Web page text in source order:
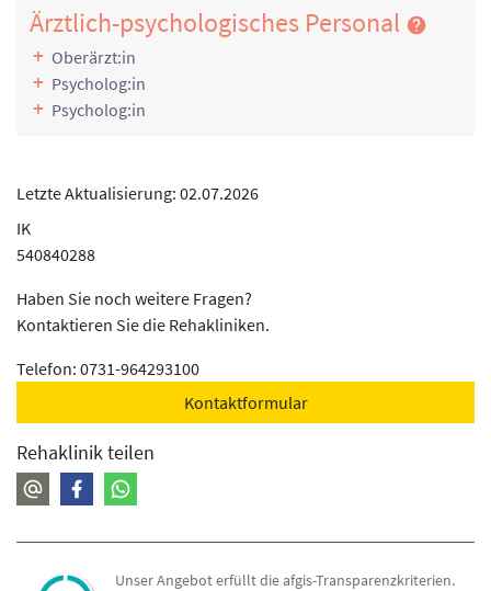
Schmerzbewältigung, Stressbewältigung, Stärkung der
Ressilienz, Raucherentwöhnung, Rückenschule, Umgang
mit Alltagsstress, Bewegung und Gesundheit,
Endoprothesenschulung, Nachsorgeberatung,
Sozialrechtliche Beratung, Berufliche Orientierung
Angehörigen, Zusammenarbeit mit Selbsthilfegruppen
Ergotherapie, Arbeitstherapie und andere funktionelle
Therapie
Funktionelle Ergotherapie, ADL-Training,
Hilfsmittelberatung, Gelenkschutz, Berufsspezifische
Klinische Psychologie
Krisenintervention, Entspannungsverfahren (Autogenes
Angehörigenberatung
Reha-Pflege
Stunden-Langzeit-EKG und Langzeit-Blutdruckmessung,
Lungenfunktion, klinisches Labor
Ärztlich-psychologisches Personal
Oberärzt:in
Psycholog:in
Psycholog:in
Letzte Aktualisierung: 02.07.2026
Rehaklinik teilen
IK
540840288
Haben Sie noch weitere Fragen?
Kontaktieren Sie die Rehakliniken.
Telefon: 0731-964293100
Kontaktformular
Unser Angebot erfüllt die afgis-Transparenzkriterien.